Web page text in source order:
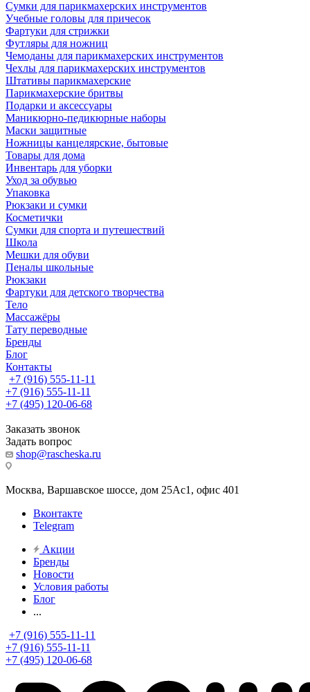
Сумки для парикмахерских инструментов
Учебные головы для причесок
Фартуки для стрижки
Футляры для ножниц
Чемоданы для парикмахерских инструментов
Чехлы для парикмахерских инструментов
Штативы парикмахерские
Парикмахерские бритвы
Подарки и аксессуары
Маникюрно-педикюрные наборы
Маски защитные
Ножницы канцелярские, бытовые
Товары для дома
Инвентарь для уборки
Уход за обувью
Упаковка
Рюкзаки и сумки
Косметички
Сумки для спорта и путешествий
Школа
Мешки для обуви
Пеналы школьные
Рюкзаки
Фартуки для детского творчества
Тело
Массажёры
Тату переводные
Бренды
Блог
Контакты
+7 (916) 555-11-11
+7 (916) 555-11-11
+7 (495) 120-06-68
Заказать звонок
Задать вопрос
shop@rascheska.ru
Москва, Варшавское шоссе, дом 25Аc1, офис 401
Вконтакте
Telegram
Акции
Бренды
Новости
Условия работы
Блог
...
+7 (916) 555-11-11
+7 (916) 555-11-11
+7 (495) 120-06-68